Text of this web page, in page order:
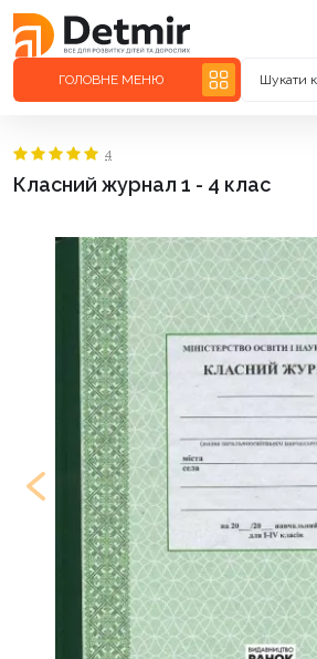
ГОЛОВНЕ МЕНЮ Шукати
Класний журнал 1 - 4 клас
4